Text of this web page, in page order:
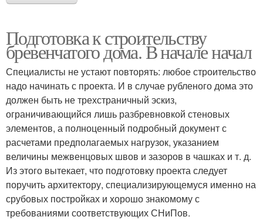
Подготовка к строительству
бревенчатого дома. В начале начал
Специалисты не устают повторять: любое строительство
надо начинать с проекта. И в случае рубленого дома это
должен быть не трехстраничный эскиз,
ограничивающийся лишь разбревновкой стеновых
элементов, а полноценный подробный документ с
расчетами предполагаемых нагрузок, указанием
величины межвенцовых швов и зазоров в чашках и т. д.
Из этого вытекает, что подготовку проекта следует
поручить архитектору, специализирующемуся именно на
срубовых постройках и хорошо знакомому с
требованиями соответствующих СНиПов.